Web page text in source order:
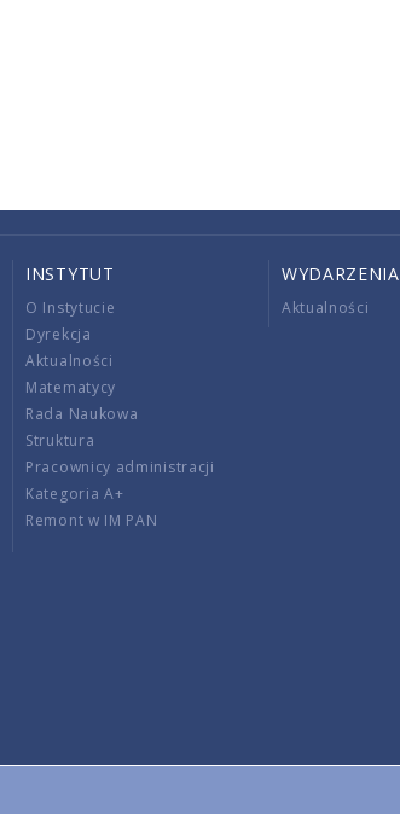
INSTYTUT
O Instytucie
Dyrekcja
Aktualności
Matematycy
Rada Naukowa
Struktura
Pracownicy administracji
Kategoria A+
Remont w IM PAN
WYDARZENIA
Aktualności